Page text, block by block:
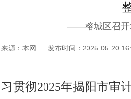
——榕城区召开
来源：本网 发布时间：2025-05-20
贯彻2025年揭阳市审